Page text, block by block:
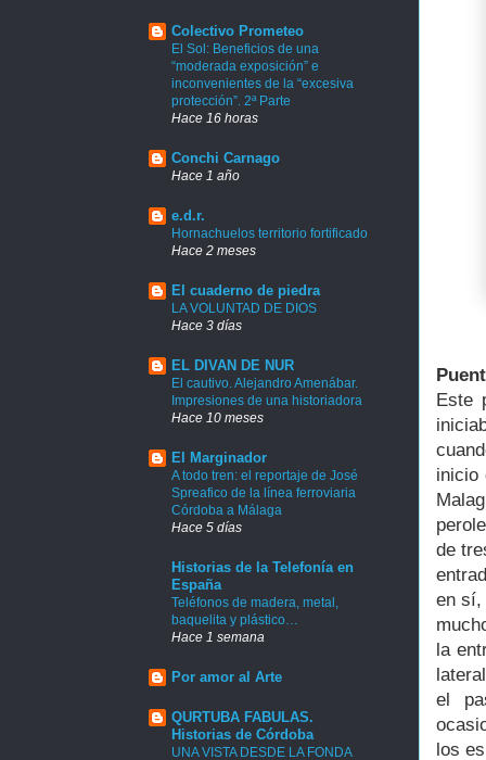
Este
inicio
de
en sí,
la
el
los
Colectivo Prometeo
El Sol: Beneficios de una
“moderada exposición” e
inconvenientes de la “excesiva
protección”. 2ª Parte
Hace 16 horas
Conchi Carnago
Hace 1 año
e.d.r.
Hornachuelos territorio fortificado
Hace 2 meses
El cuaderno de piedra
LA VOLUNTAD DE DIOS
Hace 3 días
EL DIVAN DE NUR
El cautivo. Alejandro Amenábar.
Impresiones de una historiadora
Hace 10 meses
El Marginador
A todo tren: el reportaje de José
Spreafico de la línea ferroviaria
Córdoba a Málaga
Hace 5 días
Historias de la Telefonía en
España
Teléfonos de madera, metal,
baquelita y plástico…
Hace 1 semana
Por amor al Arte
QURTUBA FABULAS.
Historias de Córdoba
UNA VISTA DESDE LA FONDA